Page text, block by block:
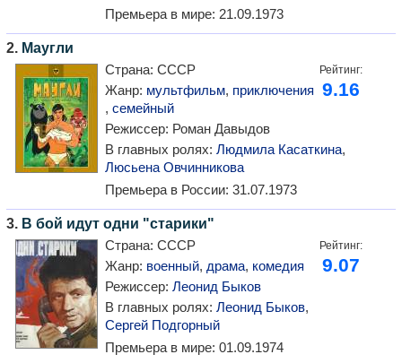
Премьера в мире: 21.09.1973
2. Маугли
Рейтинг:
9.16
Страна: СССР
Жанр: мультфильм, приключения
, семейный
Режиссер: Роман Давыдов
В главных ролях: Людмила Касаткина,
Люсьена Овчинникова
Премьера в России: 31.07.1973
3. В бой идут одни "старики"
Рейтинг:
9.07
Страна: СССР
Жанр: военный, драма, комедия
Режиссер: Леонид Быков
В главных ролях: Леонид Быков,
Сергей Подгорный
Премьера в мире: 01.09.1974